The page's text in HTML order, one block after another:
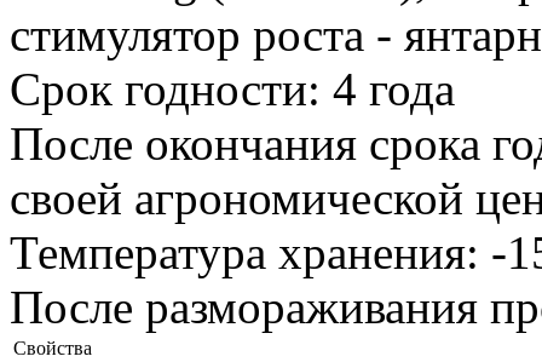
стимулятор роста -
Cрок годности: 4 года
После окончания срока
своей агрономической
Температура хранения: -
После размораживания
Свойства